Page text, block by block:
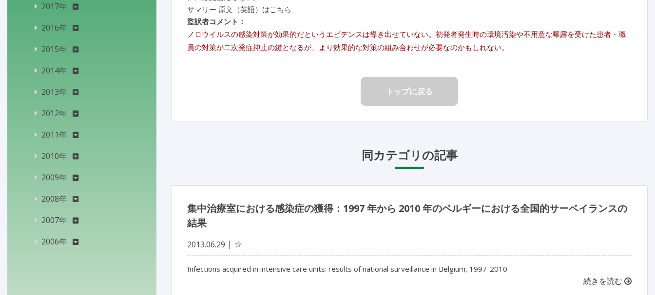
サマリー 原文（英語）はこちら
監訳者コメント：
ノロウイルスの感染対策が効果的だというエビデンスは導き出せていない。初発者発生時の環境汚染や不用意な曝露を受けた患者・職
員の対策が二次発症抑止の鍵となるが、より効果的な対策の組み合わせが必要なのかもしれない。
トップに戻る
同カテゴリの記事
集中治療室における感染症の獲得：1997 年から 2010 年のベルギーにおける全国的サーベイランスの
結果
2013.06.29 ☆
Infections acquired in intensive care units: results of national surveillance in Belgium, 1997-2010
続きを読む
2017年
2016年
2015年
2014年
2013年
2012年
2011年
2010年
2009年
2008年
2007年
2006年